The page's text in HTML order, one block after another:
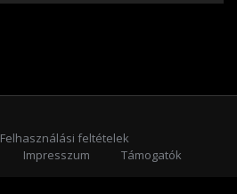
Felhasználási feltételek
Impresszum
Támogatók